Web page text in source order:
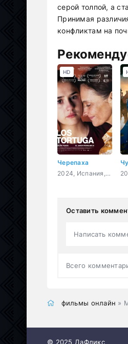
серой толпой, а
Принимая
конфликтам на
Черепаха
2024, Испания, Чили, драма
HD
Оставить
Написать
Всего
фильмы онлайн »
© 2025 ДаФликс